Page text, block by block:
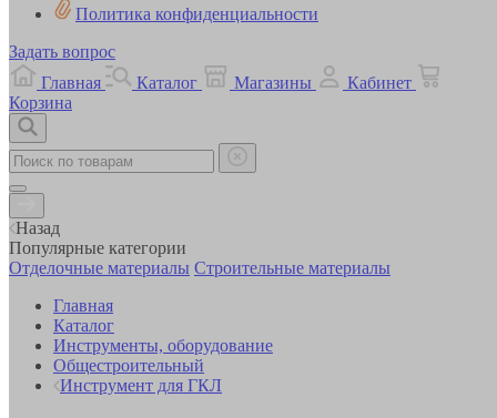
Политика конфиденциальности
Задать вопрос
Главная
Каталог Магазины
Кабинет
Корзина
Назад
Популярные категории
Отделочные материалы Строительные материалы
Главная
Каталог
Инструменты, оборудование
Общестроительный
Инструмент для ГКЛ